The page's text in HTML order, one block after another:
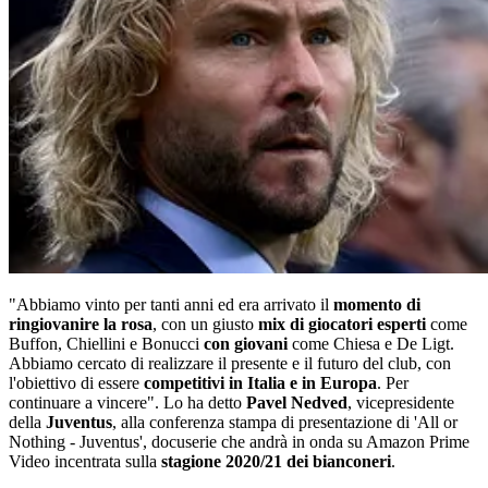
"Abbiamo vinto per tanti anni ed era arrivato il momento di
ringiovanire la rosa, con un giusto mix di giocatori esperti come
Buffon, Chiellini e Bonucci con giovani come Chiesa e De Ligt.
Abbiamo cercato di realizzare il presente e il futuro del club, con
l'obiettivo di essere competitivi in Italia e in Europa. Per
continuare a vincere". Lo ha detto Pavel Nedved, vicepresidente
della Juventus, alla conferenza stampa di presentazione di 'All or
Nothing - Juventus', docuserie che andrà in onda su Amazon Prime
Video incentrata sulla stagione 2020/21 dei bianconeri.